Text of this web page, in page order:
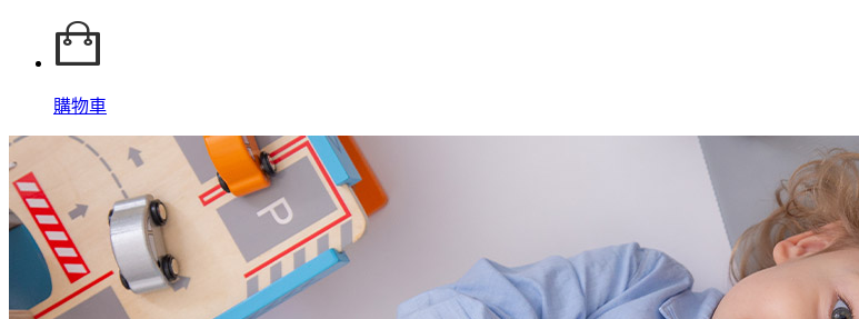
購物車